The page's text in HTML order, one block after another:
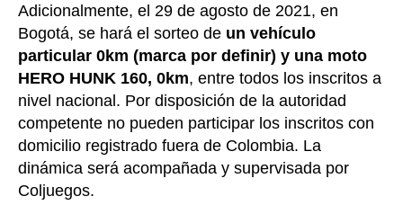
Adicionalmente, el 29 de agosto de 2021, en
Bogotá, se hará el sorteo de un vehículo
particular 0km (marca por definir) y una moto
HERO HUNK 160, 0km, entre todos los inscritos a
nivel nacional. Por disposición de la autoridad
competente no pueden participar los inscritos con
domicilio registrado fuera de Colombia. La
dinámica será acompañada y supervisada por
Coljuegos.